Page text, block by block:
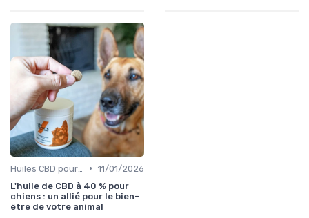
• 11/01/2026
L'huile de CBD à 40 % pour
chiens : un allié pour le bien-
être de votre animal